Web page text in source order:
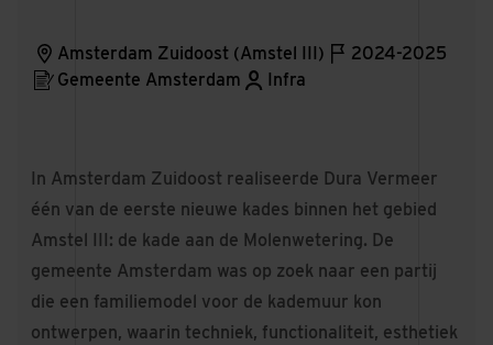
Amsterdam Zuidoost (Amstel III)
2024-2025
Gemeente Amsterdam
Infra
In Amsterdam Zuidoost realiseerde Dura Vermeer
één van de eerste nieuwe kades binnen het gebied
Amstel III: de kade aan de Molenwetering. De
gemeente Amsterdam was op zoek naar een partij
die een familiemodel voor de kademuur kon
ontwerpen, waarin techniek, functionaliteit, esthetiek